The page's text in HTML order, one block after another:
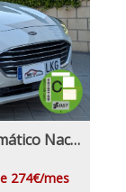
Ford Focus 2.0EcoBlue 150Cv Automático Nacional IVA y Garantía Incl
274€/mes